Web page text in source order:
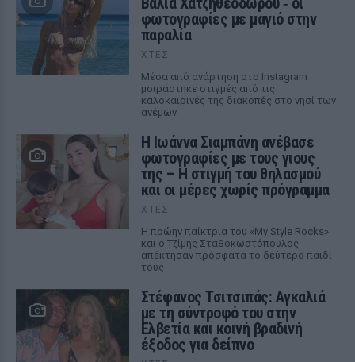
φωτογραφίες με μαγιό στην
παραλία
ΧΤΕΣ
Μέσα από ανάρτηση στο Instagram
μοιράστηκε στιγμές από τις
καλοκαιρινές της διακοπές στο νησί των
ανέμων
H Ιωάννα Σιαμπάνη ανέβασε
φωτογραφίες με τους γιους
της – Η στιγμή του θηλασμού
και οι μέρες χωρίς πρόγραμμα
ΧΤΕΣ
Η πρώην παίκτρια του «My Style Rocks»
και ο Τζίμης Σταθοκωστόπουλος
απέκτησαν πρόσφατα το δεύτερο παιδί
τους
Στέφανος Τσιτσιπάς: Αγκαλιά
με τη σύντροφό του στην
Ελβετία και κοινή βραδινή
έξοδος για δείπνο